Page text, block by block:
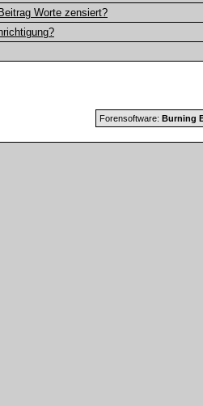
Worte zensiert?
Forensoftware: Burning